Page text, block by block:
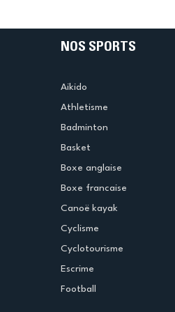
NOS SPORTS
Aikido
Athletisme
Badminton
Basket
Boxe anglaise
Boxe francaise
Canoë kayak
Cyclisme
Cyclotourisme
Escrime
Football